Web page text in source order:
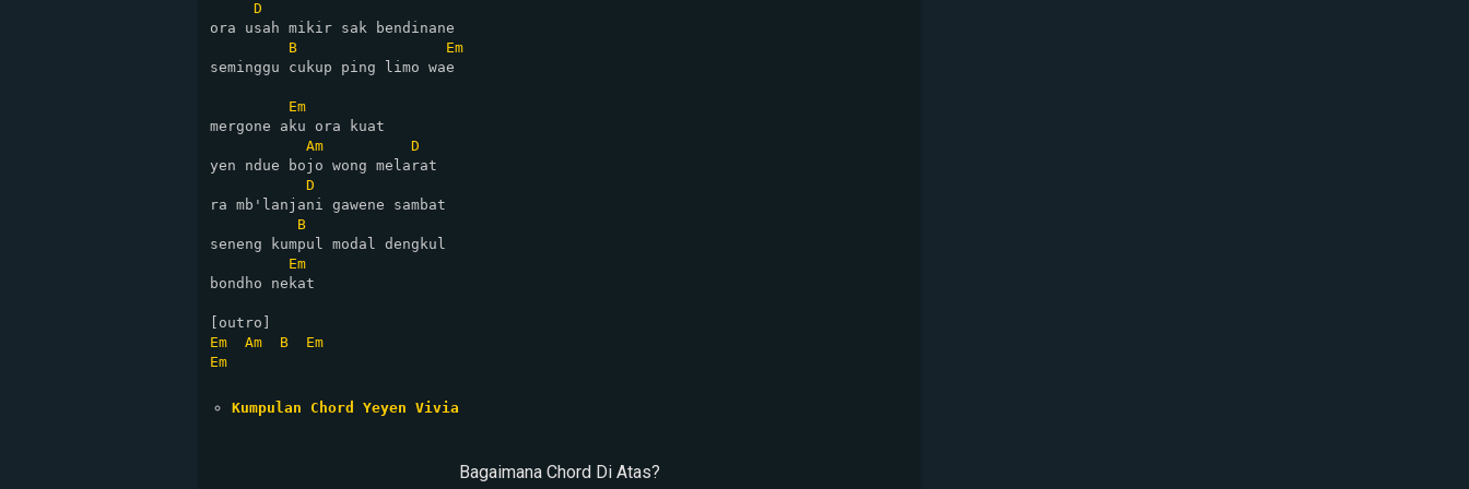
D
ora usah mikir sak bendinane
B
Em
seminggu cukup ping limo wae
Em
mergone aku ora kuat
Am
D
yen ndue bojo wong melarat
D
ra mb'lanjani gawene sambat
B
seneng kumpul modal dengkul
Em
bondho nekat
Em
Am B
Em
Em
Kumpulan Chord Yeyen Vivia
Bagaimana Chord Di Atas?